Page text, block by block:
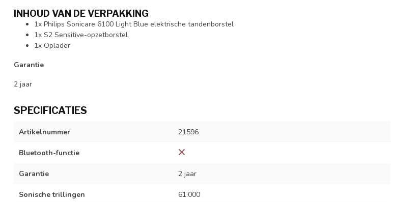
INHOUD VAN DE VERPAKKING
1x Philips Sonicare 6100 Light Blue elektrische tandenborstel
1x S2 Sensitive-opzetborstel
1x Oplader
Garantie
2 jaar
SPECIFICATIES
Artikelnummer 21596
Bluetooth-functie
Garantie 2 jaar
Sonische trillingen 61.000